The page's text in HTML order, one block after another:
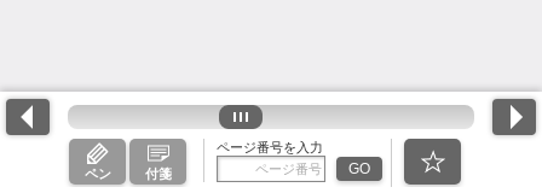
ペン 付箋
ページ番号を入力
GO